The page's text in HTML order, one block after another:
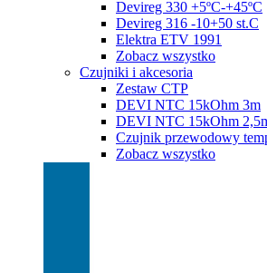
Devireg 330 +5ºC-+45ºC
Devireg 316 -10+50 st.C
Elektra ETV 1991
Zobacz wszystko
Czujniki i akcesoria
Zestaw CTP
DEVI NTC 15kOhm 3m
DEVI NTC 15kOhm
Czujnik przewodowy
Zobacz wszystko